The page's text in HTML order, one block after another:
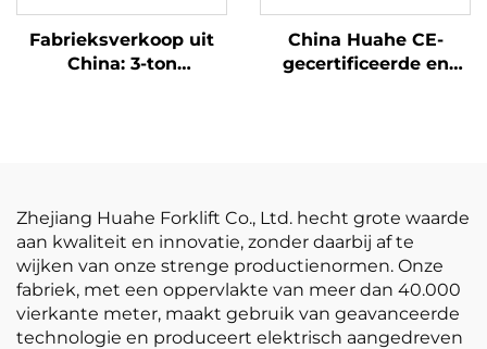
Fabrieksverkoop uit
China: 3-ton
China Huahe CE-
gecertificeerde en
Zhejiang Huahe Forklift Co., Ltd. hecht grote waarde
aan kwaliteit en innovatie, zonder daarbij af te
wijken van onze strenge productienormen. Onze
fabriek, met een oppervlakte van meer dan 40.000
vierkante meter, maakt gebruik van geavanceerde
technologie en produceert elektrisch aangedreven